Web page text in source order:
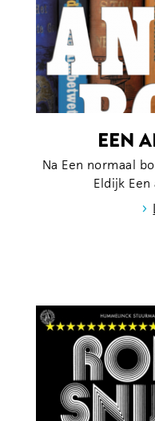
EEN
Na Een normaal
Eldijk
›